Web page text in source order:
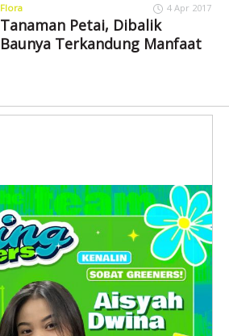
Flora 4 Apr 2017
Tanaman Petai, Dibalik
Baunya Terkandung Manfaat